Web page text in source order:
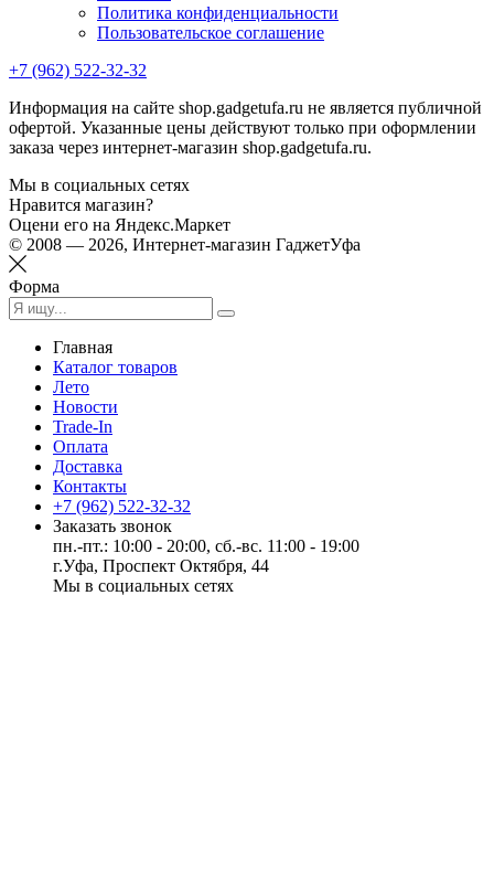
Политика конфиденциальности
Пользовательское соглашение
+7 (962) 522-32-32
Информация на сайте shop.gadgetufa.ru не является публичной
офертой. Указанные цены действуют только при оформлении
заказа через интернет-магазин shop.gadgetufa.ru.
Мы в социальных сетях
Нравится магазин?
Оцени его на Яндекс.Маркет
© 2008 — 2026, Интернет-магазин ГаджетУфа
Форма
Главная
Каталог товаров
Лето
Новости
Trade-In
Оплата
Доставка
Контакты
+7 (962) 522-32-32
Заказать звонок
пн.-пт.: 10:00 - 20:00, сб.-вс. 11:00 - 19:00
г.Уфа, Проспект Октября, 44
Мы в социальных сетях